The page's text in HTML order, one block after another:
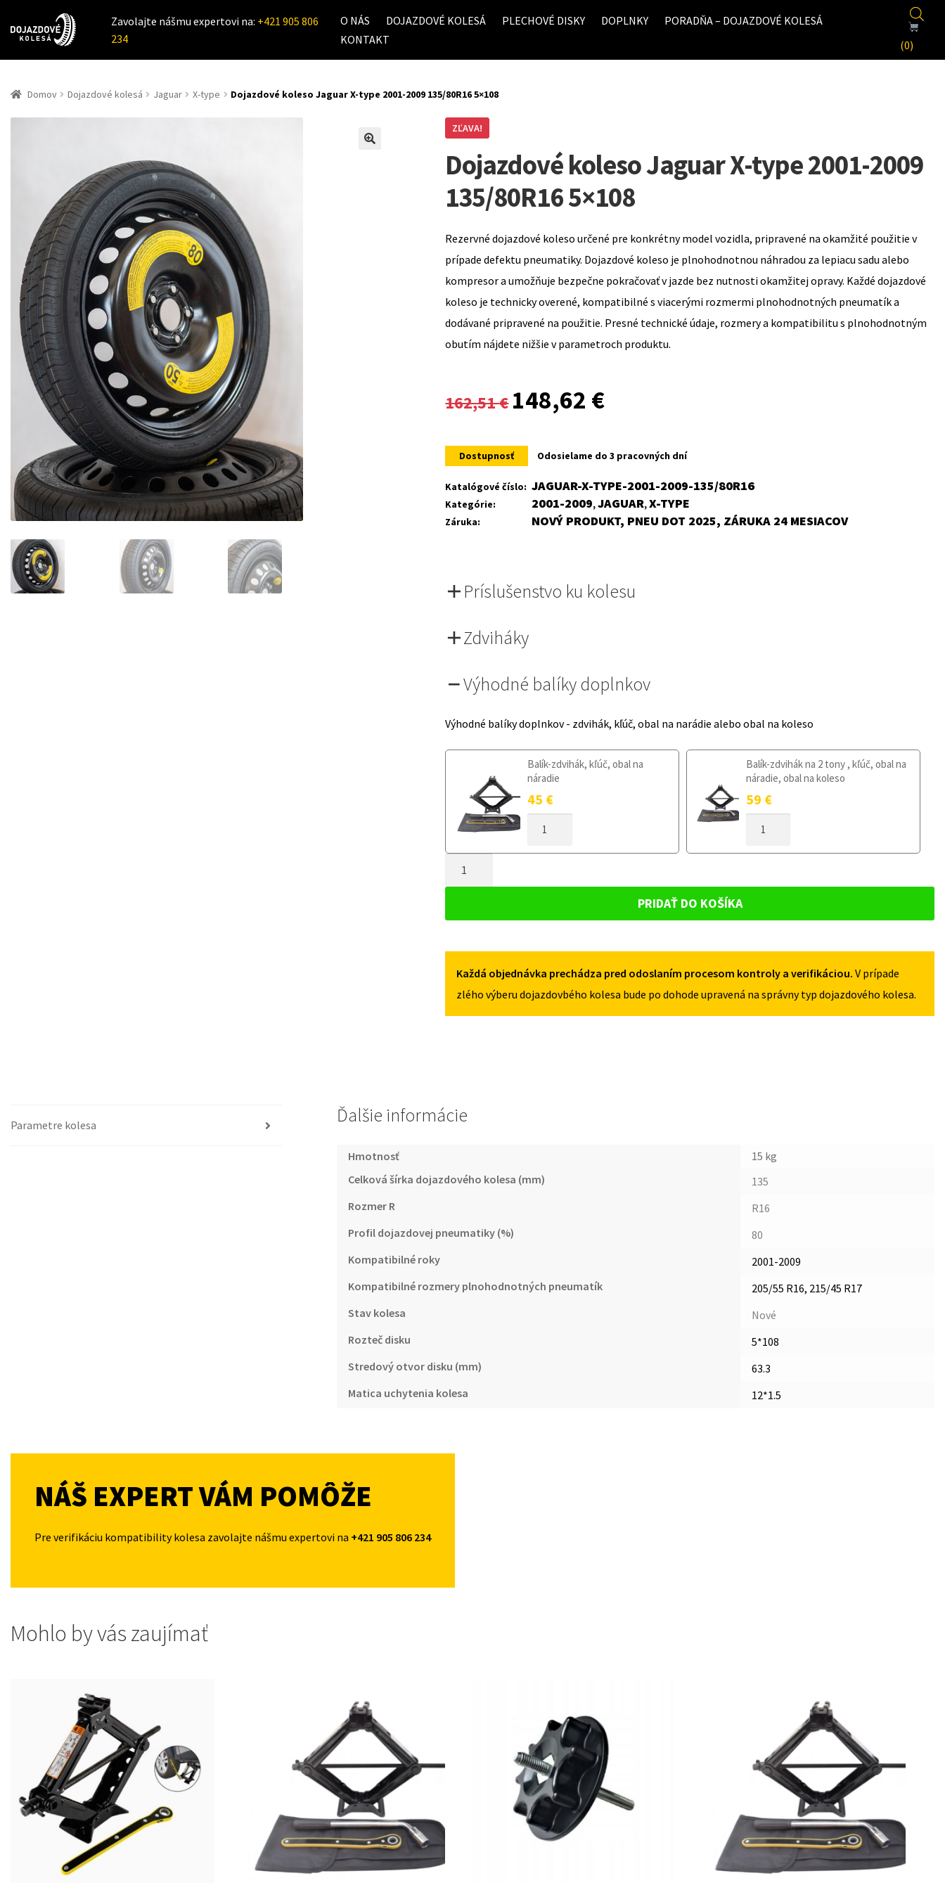
Zavolajte nášmu expertovi na: +421 905 806
234
O NÁS DOJAZDOVÉ KOLESÁ PLECHOVÉ DISKY DOPLNKY
PORADŇA – DOJAZDOVÉ KOLESÁ
KONTAKT
(0)
Domov Dojazdové kolesá Jaguar X-type Dojazdové koleso Jaguar X-type 2001-2009 135/80R16 5×108
ZĽAVA!
Dojazdové koleso Jaguar X-type 2001-2009
135/80R16 5×108
Rezervné dojazdové koleso určené pre konkrétny model vozidla, pripravené na okamžité použitie v
prípade defektu pneumatiky. Dojazdové koleso je plnohodnotnou náhradou za lepiacu sadu alebo
kompresor a umožňuje bezpečne pokračovať v jazde bez nutnosti okamžitej opravy. Každé dojazdové
koleso je technicky overené, kompatibilné s viacerými rozmermi plnohodnotných pneumatík a
dodávané pripravené na použitie. Presné technické údaje, rozmery a kompatibilitu s plnohodnotným
obutím nájdete nižšie v parametroch produktu.
162,51€
Original
was:
162,51 €.
148,62 €
is:
148,62 €.
Dostupnosť Odosielame do 3 pracovných dní
Katalógové číslo: JAGUAR-X-TYPE-2001-2009-135/80R16
Kategórie: 2001-2009,JAGUAR,X-TYPE
Záruka: NOVÝ PRODUKT, PNEU DOT 2025, ZÁRUKA 24 MESIACOV
Príslušenstvo ku kolesu
Zdviháky
Výhodné balíky doplnkov
Výhodné balíky doplnkov - zdvihák, kľúč, obal na narádie alebo obal na koleso
Balík-zdvihák, kľúč, obal na
náradie
45 €
DOJAZDOVÉ
TYPE
2009
Balík-zdvihák na 2 tony , kľúč, obal na
náradie, obal na koleso
59 €
DOJAZDOVÉ
TYPE
2009
TYPE
2001-
135/80R16
5X108
PRIDAŤ DO KOŠÍKA
Každá objednávka prechádza pred odoslaním procesom kontroly a verifikáciou. V prípade
zlého výberu dojazdovbého kolesa bude po dohode upravená na správny typ dojazdového kolesa.
Parametre kolesa Ďalšie informácie
Hmotnosť
15 kg
Celková šírka dojazdového kolesa (mm)
135
Rozmer R
R16
Profil dojazdovej pneumatiky (%)
80
Kompatibilné roky
2001-2009
Kompatibilné rozmery plnohodnotných pneumatík
205/55 R16, 215/45 R17
Stav kolesa
Nové
Rozteč disku
5*108
Stredový otvor disku (mm)
63.3
Matica uchytenia kolesa
12*1.5
NÁŠ EXPERT VÁM POMÔŽE
Pre verifikáciu kompatibility kolesa zavolajte nášmu expertovi na +421 905 806 234
Mohlo by vás zaujímať